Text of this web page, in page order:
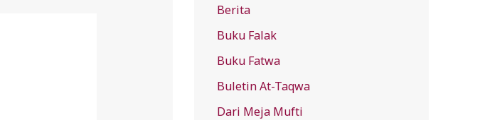
f
o
r
:
Berita
Buku Falak
Buku Fatwa
Buletin At-Taqwa
Dari Meja Mufti